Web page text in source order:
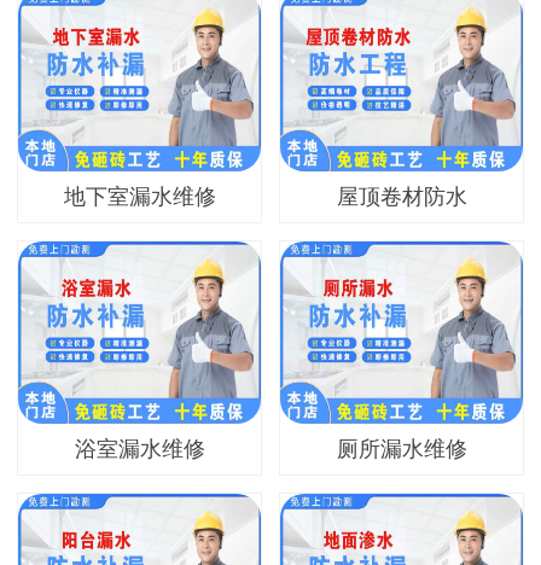
地下室漏水维修 屋顶卷材防水
浴室漏水维修 厕所漏水维修